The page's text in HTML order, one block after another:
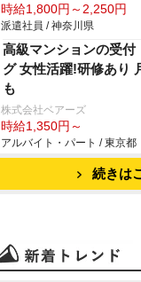
時給1,800円～2,250円
派遣社員 / 神奈川県
高級マンションの受付
グ 女性活躍!研修あり
も
株式会社ベアーズ
時給1,350円～
アルバイト・パート / 東京都
続きは